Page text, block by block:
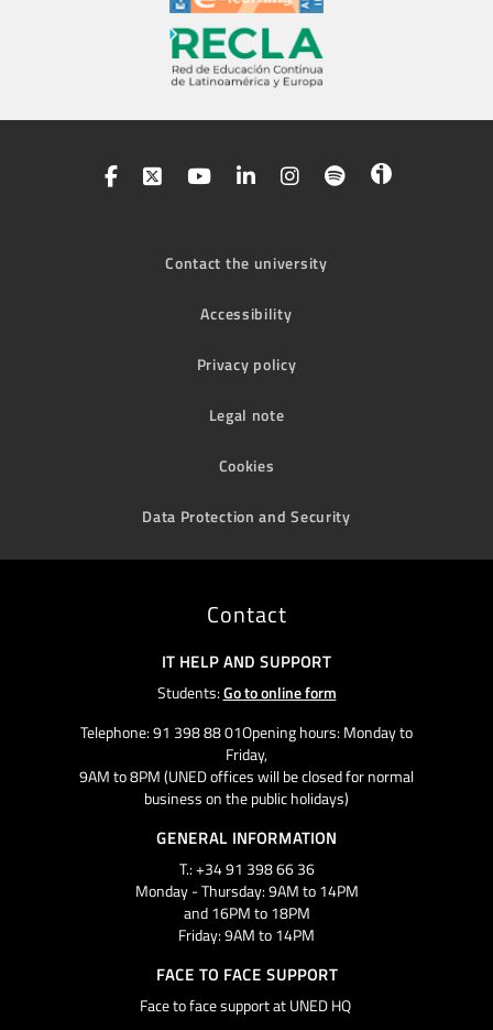
Contact the university
Accessibility
Privacy policy
Legal note
Cookies
Data Protection and Security
Contact
IT HELP AND SUPPORT
Students:Go to online form
Telephone: 91 398 88 01Opening hours: Monday to
Friday,
9AM to 8PM (UNED offices will be closed for normal
business on the public holidays)
GENERAL INFORMATION
T.: +34 91 398 66 36
Monday - Thursday: 9AM to 14PM
and 16PM to 18PM
Friday: 9AM to 14PM
FACE TO FACE SUPPORT
Face to face support at UNED HQ